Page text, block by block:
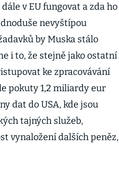
v EU fungovat a zda ho
nevyštípou
by Muska stálo
i to, že stejně jako ostatní
ke zpracovávání
pokuty 1,2 miliardy eur
dat do USA, kde jsou
tajných služeb,
vynaložení dalších peněz,